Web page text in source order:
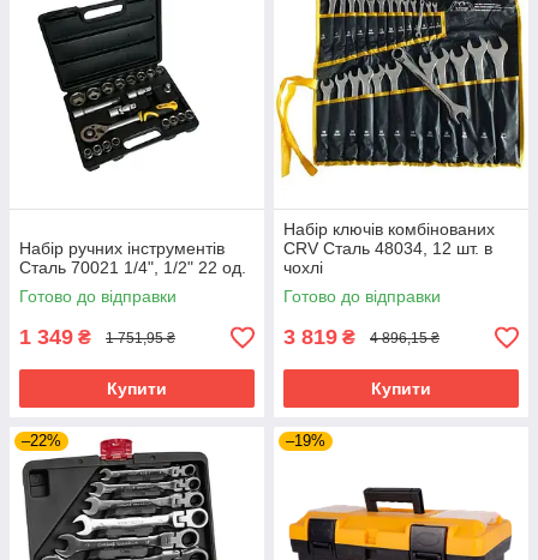
Набір ручних інструментів
Сталь 70021 1/4", 1/2" 22 од.
Готово до відправки
1 349 ₴ 1 751,95 ₴
Купити
Набір ключів комбінованих
CRV Сталь 48034, 12 шт. в
чохлі
Готово до відправки
3 819 ₴ 4 896,15 ₴
Купити
–22% –19%